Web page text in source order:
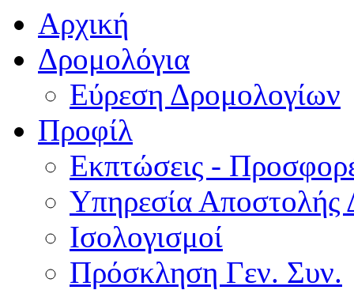
Αρχική
Δρομολόγια
Εύρεση Δρομολογίων
Προφίλ
Εκπτώσεις -
Υπηρεσία Αποστολής
Ισολογισμοί
Πρόσκληση Γεν. Συν.